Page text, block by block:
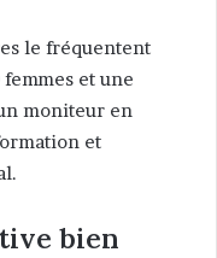
le fréquentent
et une
moniteur en
et
bien